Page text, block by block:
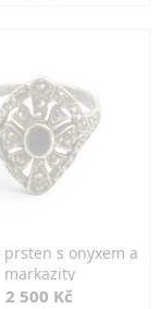
s onyxem a
markazity
2 500 Kč